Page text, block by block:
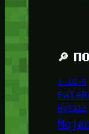
🔎
1.16.5
HyTale